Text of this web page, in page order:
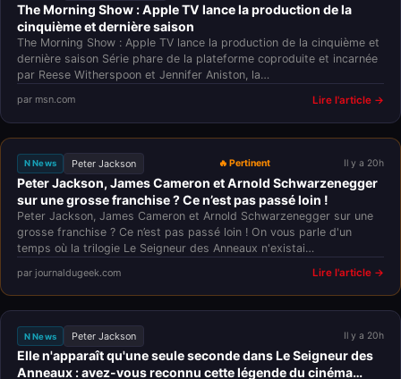
The Morning Show : Apple TV lance la production de la
cinquième et dernière saison
The Morning Show : Apple TV lance la production de la cinquième et
dernière saison Série phare de la plateforme coproduite et incarnée
par Reese Witherspoon et Jennifer Aniston, la…
par msn.com Lire l'article →
N News Peter Jackson 🔥 Pertinent Il y a 20h
Peter Jackson, James Cameron et Arnold Schwarzenegger
sur une grosse franchise ? Ce n’est pas passé loin !
Peter Jackson, James Cameron et Arnold Schwarzenegger sur une
grosse franchise ? Ce n’est pas passé loin ! On vous parle d'un
temps où la trilogie Le Seigneur des Anneaux n'existai…
par journaldugeek.com Lire l'article →
N News Peter Jackson Il y a 20h
Elle n'apparaît qu'une seule seconde dans Le Seigneur des
Anneaux : avez-vous reconnu cette légende du cinéma